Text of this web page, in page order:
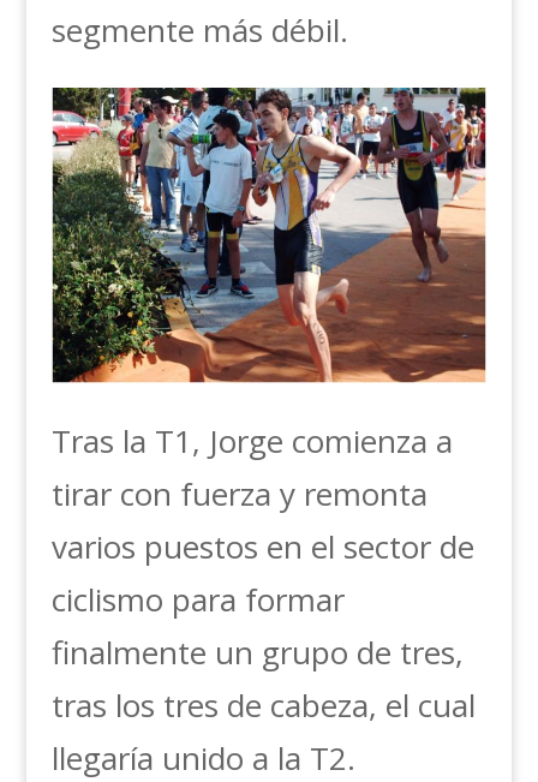
segmente más débil.
Tras la T1, Jorge comienza a
tirar con fuerza y remonta
varios puestos en el sector de
ciclismo para formar
finalmente un grupo de tres,
tras los tres de cabeza, el cual
llegaría unido a la T2.